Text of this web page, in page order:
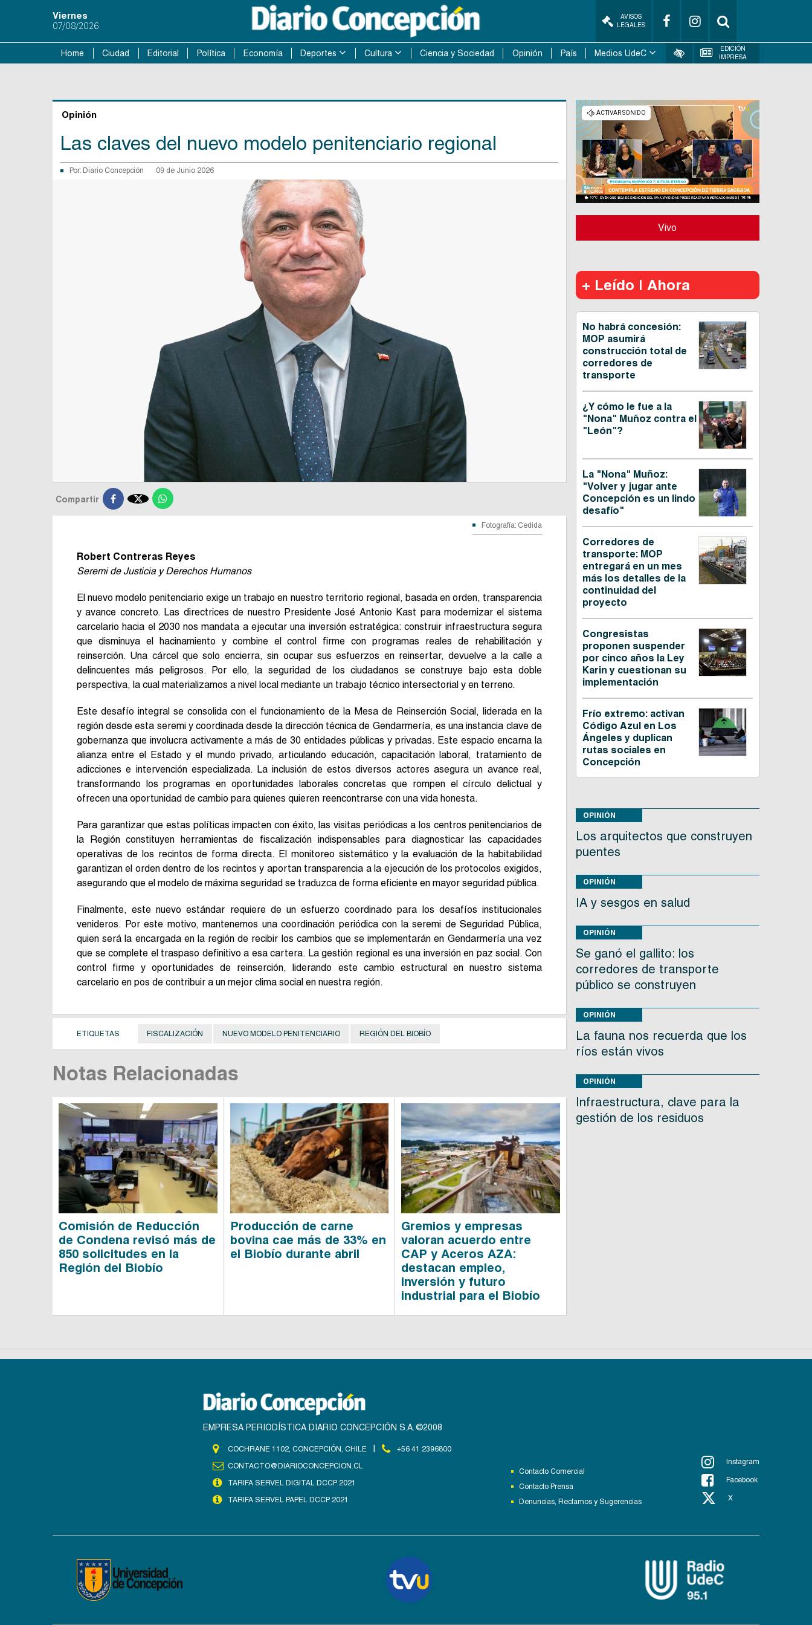
Viernes
07/08/2026
AVISOS
LEGALES
Home Ciudad Editorial Política Economía Deportes Cultura Ciencia y Sociedad Opinión País Medios UdeC
EDICIÓN
IMPRESA
Opinión
Las claves del nuevo modelo penitenciario regional
Por: Diario Concepción 09 de Junio 2026
Compartir 
Fotografía: Cedida
Robert Contreras Reyes
Seremi de Justicia y Derechos Humanos
El nuevo modelo penitenciario exige un trabajo en nuestro territorio regional, basada en orden, transparencia
y avance concreto. Las directrices de nuestro Presidente José Antonio Kast para modernizar el sistema
carcelario hacia el 2030 nos mandata a ejecutar una inversión estratégica: construir infraestructura segura
que disminuya el hacinamiento y combine el control firme con programas reales de rehabilitación y
reinserción. Una cárcel que solo encierra, sin ocupar sus esfuerzos en reinsertar, devuelve a la calle a
delincuentes más peligrosos. Por ello, la seguridad de los ciudadanos se construye bajo esta doble
perspectiva, la cual materializamos a nivel local mediante un trabajo técnico intersectorial y en terreno.
Este desafío integral se consolida con el funcionamiento de la Mesa de Reinserción Social, liderada en la
región desde esta seremi y coordinada desde la dirección técnica de Gendarmería, es una instancia clave de
gobernanza que involucra activamente a más de 30 entidades públicas y privadas. Este espacio encarna la
alianza entre el Estado y el mundo privado, articulando educación, capacitación laboral, tratamiento de
adicciones e intervención especializada. La inclusión de estos diversos actores asegura un avance real,
transformando los programas en oportunidades laborales concretas que rompen el círculo delictual y
ofrecen una oportunidad de cambio para quienes quieren reencontrarse con una vida honesta.
Para garantizar que estas políticas impacten con éxito, las visitas periódicas a los centros penitenciarios de
la Región constituyen herramientas de fiscalización indispensables para diagnosticar las capacidades
operativas de los recintos de forma directa. El monitoreo sistemático y la evaluación de la habitabilidad
garantizan el orden dentro de los recintos y aportan transparencia a la ejecución de los protocolos exigidos,
asegurando que el modelo de máxima seguridad se traduzca de forma eficiente en mayor seguridad pública.
Finalmente, este nuevo estándar requiere de un esfuerzo coordinado para los desafíos institucionales
venideros. Por este motivo, mantenemos una coordinación periódica con la seremi de Seguridad Pública,
quien será la encargada en la región de recibir los cambios que se implementarán en Gendarmería una vez
que se complete el traspaso definitivo a esa cartera. La gestión regional es una inversión en paz social. Con
control firme y oportunidades de reinserción, liderando este cambio estructural en nuestro sistema
carcelario en pos de contribuir a un mejor clima social en nuestra región.
ETIQUETAS FISCALIZACIÓN NUEVO MODELO PENITENCIARIO REGIÓN DEL BIOBÍO
Notas Relacionadas
Comisión de Reducción
de Condena revisó más de
850 solicitudes en la
Región del Biobío
Producción de carne
bovina cae más de 33% en
el Biobío durante abril
Gremios y empresas
valoran acuerdo entre
CAP y Aceros AZA:
destacan empleo,
inversión y futuro
industrial para el Biobío
Vivo
+ Leído | Ahora
No habrá concesión:
MOP asumirá
construcción total de
corredores de
transporte
¿Y cómo le fue a la
"Nona" Muñoz contra el
"León"?
La "Nona" Muñoz:
"Volver y jugar ante
Concepción es un lindo
desafío"
Corredores de
transporte: MOP
entregará en un mes
más los detalles de la
continuidad del
proyecto
Congresistas
proponen suspender
por cinco años la Ley
Karin y cuestionan su
implementación
Frío extremo: activan
Código Azul en Los
Ángeles y duplican
rutas sociales en
Concepción
OPINIÓN
Los arquitectos que construyen
puentes
OPINIÓN
IA y sesgos en salud
OPINIÓN
Se ganó el gallito: los
corredores de transporte
público se construyen
OPINIÓN
La fauna nos recuerda que los
ríos están vivos
OPINIÓN
Infraestructura, clave para la
gestión de los residuos
EMPRESA PERIODÍSTICA DIARIO CONCEPCIÓN S.A. ©2008
COCHRANE 1102, CONCEPCIÓN, CHILE
+56 41 2396800
CONTACTO@DIARIOCONCEPCION.CL
TARIFA SERVEL DIGITAL DCCP 2021
TARIFA SERVEL PAPEL DCCP 2021
Contacto Comercial
Contacto Prensa
Denuncias, Reclamos y Sugerencias
Instagram
Facebook
X